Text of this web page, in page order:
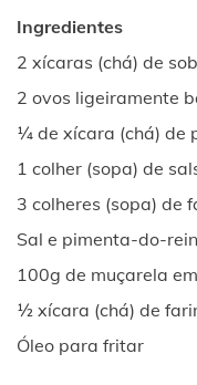
Ingredientes
2 xícaras (chá) de
2 ovos ligeiramente
¼ de xícara (chá) de
1 colher (sopa) de
3 colheres (sopa) de
Sal e pimenta-do-
100g de muçarela
½ xícara (chá) de
Óleo para fritar